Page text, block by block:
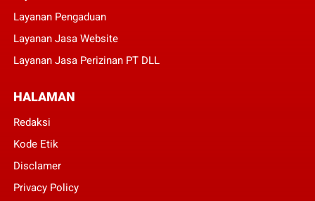
Layanan Pengaduan
Layanan Jasa Website
Layanan Jasa Perizinan PT DLL
HALAMAN
Redaksi
Kode Etik
Disclamer
Privacy Policy